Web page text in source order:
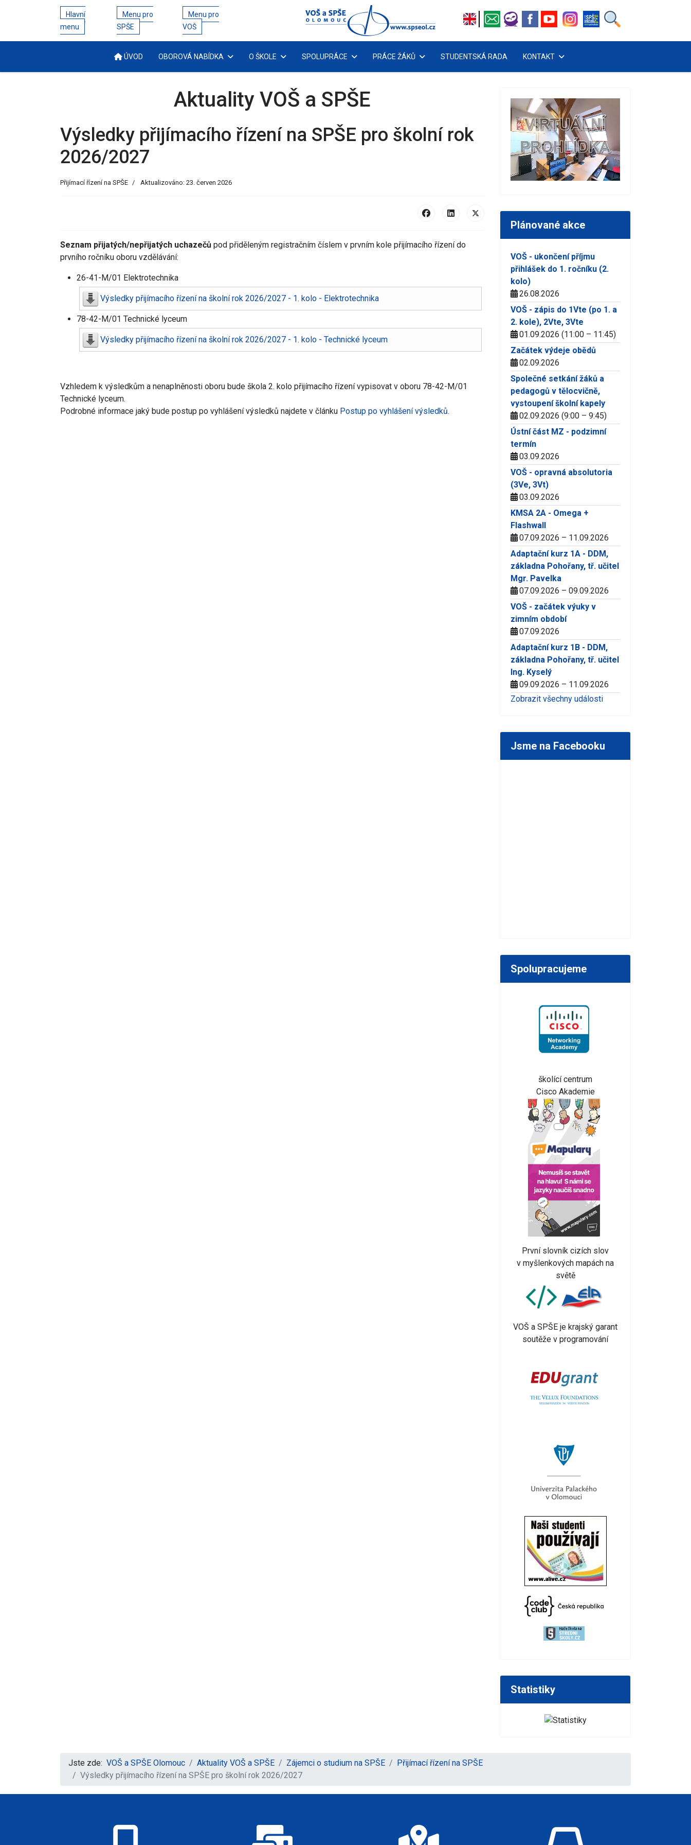
Hlavní
menu
Menu pro
SPŠE
Menu pro
VOŠ
ÚVOD OBOROVÁ NABÍDKA O ŠKOLE SPOLUPRÁCE PRÁCE ŽÁKŮ STUDENTSKÁ RADA KONTAKT
Aktuality VOŠ a SPŠE
Výsledky přijímacího řízení na SPŠE pro školní rok
2026/2027
Přijímací řízení na SPŠE Aktualizováno: 23. červen 2026
Seznam přijatých/nepřijatých uchazečů pod přiděleným registračním číslem v prvním kole přijímacího řízení do
prvního ročníku oboru vzdělávání:
26-41-M/01 Elektrotechnika
Výsledky přijímacího řízení na školní rok 2026/2027 - 1. kolo - Elektrotechnika
78-42-M/01 Technické lyceum
Výsledky přijímacího řízení na školní rok 2026/2027 - 1. kolo - Technické lyceum
Vzhledem k výsledkům a nenaplněnosti oboru bude škola 2. kolo přijímacího řízení vypisovat v oboru 78-42-M/01
Technické lyceum.
Podrobné informace jaký bude postup po vyhlášení výsledků najdete v článku Postup po vyhlášení výsledků.
Plánované akce
VOŠ - ukončení příjmu
přihlášek do 1. ročníku (2.
kolo)
26.08.2026
VOŠ - zápis do 1Vte (po 1. a
2. kole), 2Vte, 3Vte
01.09.2026 (11:00 – 11:45)
Začátek výdeje obědů
02.09.2026
Společné setkání žáků a
pedagogů v tělocvičně,
vystoupení školní kapely
02.09.2026 (9:00 – 9:45)
Ústní část MZ - podzimní
termín
03.09.2026
VOŠ - opravná absolutoria
(3Ve, 3Vt)
03.09.2026
KMSA 2A - Omega +
Flashwall
07.09.2026 – 11.09.2026
Adaptační kurz 1A - DDM,
základna Pohořany, tř. učitel
Mgr. Pavelka
07.09.2026 – 09.09.2026
VOŠ - začátek výuky v
zimním období
07.09.2026
Adaptační kurz 1B - DDM,
základna Pohořany, tř. učitel
Ing. Kyselý
09.09.2026 – 11.09.2026
Zobrazit všechny události
Jsme na Facebooku
Spolupracujeme
školící centrum
Cisco Akademie
První slovník cizích slov
v myšlenkových mapách na
světě
VOŠ a SPŠE je krajský garant
soutěže v programování
Statistiky
Jste zde: VOŠ a SPŠE Olomouc Aktuality VOŠ a SPŠE Zájemci o studium na SPŠE
Přijímací řízení na SPŠE
Výsledky přijímacího řízení na SPŠE pro školní rok 2026/2027